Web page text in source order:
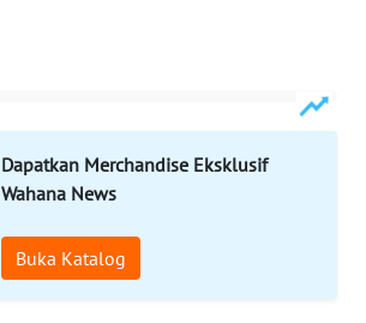
Dapatkan Merchandise Eksklusif
Wahana News
Buka Katalog